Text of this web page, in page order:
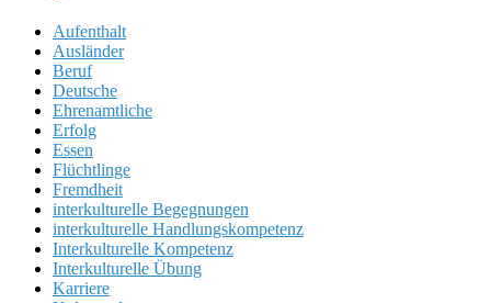
Aufenthalt
Ausländer
Beruf
Deutsche
Ehrenamtliche
Erfolg
Essen
Flüchtlinge
Fremdheit
interkulturelle Begegnungen
interkulturelle Handlungskompetenz
Interkulturelle Kompetenz
Interkulturelle Übung
Karriere